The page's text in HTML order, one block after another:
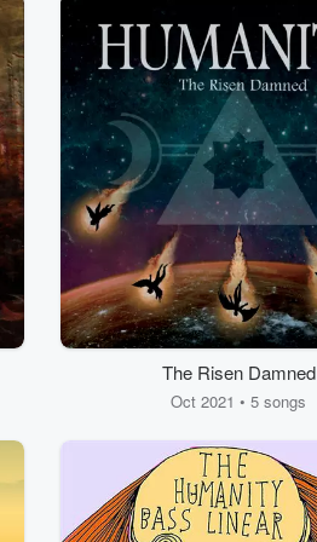
The Risen Damned
Oct 2021 • 5 songs